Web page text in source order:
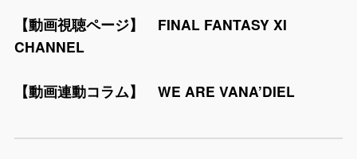
【動画視聴ページ】 FINAL FANTASY XI
CHANNEL
【動画連動コラム】 WE ARE VANA’DIEL